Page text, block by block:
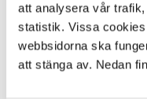
att analysera vår
statistik. Vissa
webbsidorna ska
att stänga av. Nedan
Nyhet
Drop-in-tid den 30
fritidsgården ...
informationskväll om